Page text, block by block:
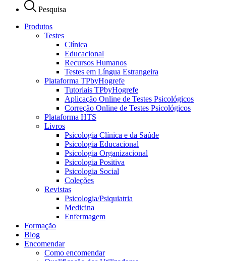
Pesquisa
Produtos
Testes
Clínica
Educacional
Recursos Humanos
Testes em Língua Estrangeira
Plataforma TPbyHogrefe
Tutoriais TPbyHogrefe
Aplicação Online de Testes Psicológicos
Correção Online de Testes Psicológicos
Plataforma HTS
Livros
Psicologia Clínica e da Saúde
Psicologia Educacional
Psicologia Organizacional
Psicologia Positiva
Psicologia Social
Coleções
Revistas
Psicologia/Psiquiatria
Medicina
Enfermagem
Formação
Blog
Encomendar
Como encomendar